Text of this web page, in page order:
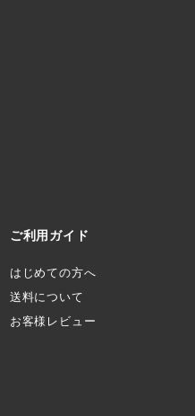
ご利用ガイド
はじめての方へ
送料について
お客様レビュー